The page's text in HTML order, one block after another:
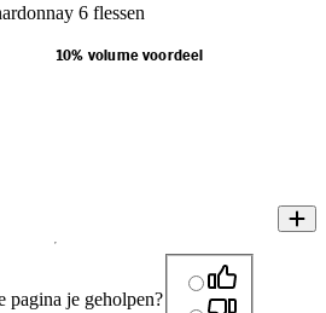
6 flessen
10% volume voordeel
pagina je geholpen?